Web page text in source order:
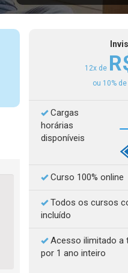
12x de
ou 10%
Cargas
horárias
disponíveis
Curso 100% online
Todos os cursos
incluído
Acesso ilimitado a
por 1 ano inteiro